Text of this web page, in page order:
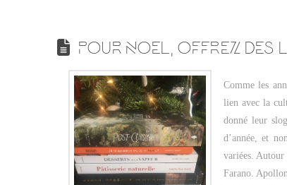
POUR NOEL, OFFREZ DES
Comme les
lien avec la
donné leur
d’année, et
variées.
Farano.